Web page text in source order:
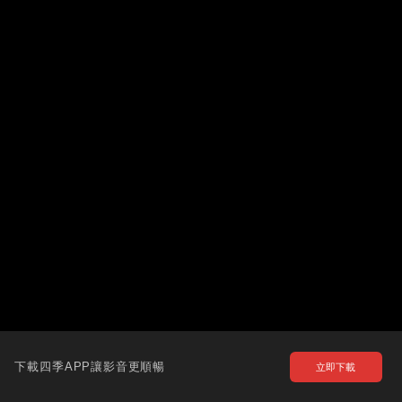
下載四季APP讓影音更順暢 立即下載